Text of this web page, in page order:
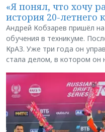
«Я понял, что хочу
история 20-
Андрей Кобзарев пришёл
обучения в техникуме.
КрАЗ. Уже три года он
стала делом, в котором он